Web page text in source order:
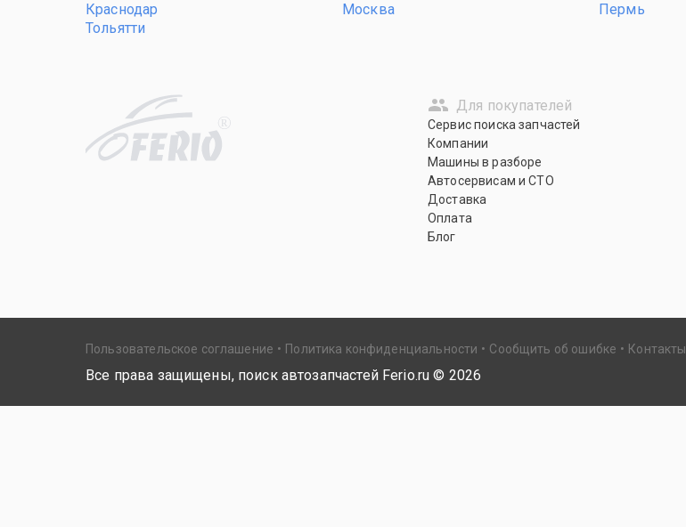
Краснодар
Москва Пермь
Тольятти
R
Для покупателей
Сервис поиска запчастей
Компании
Машины в разборе
Автосервисам и СТО
Доставка
Оплата
Блог
Пользовательское соглашение Политика конфиденциальности Сообщить об ошибке Контакты
Все права защищены, поиск автозапчастей Ferio.ru © 2026